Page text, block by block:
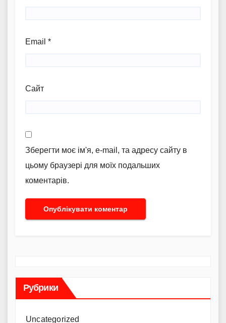
Email *
Сайт
Зберегти моє ім'я, e-mail, та адресу сайту в
цьому браузері для моїх подальших
коментарів.
Рубрики
Uncategorized